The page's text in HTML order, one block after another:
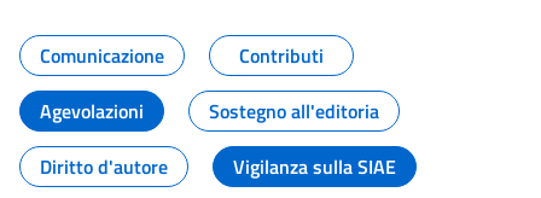
Tutti i contenuti della pagina
Comunicazione
Contributi
Agevolazioni
Sostegno all'editoria
Diritto d'autore
Vigilanza sulla SIAE